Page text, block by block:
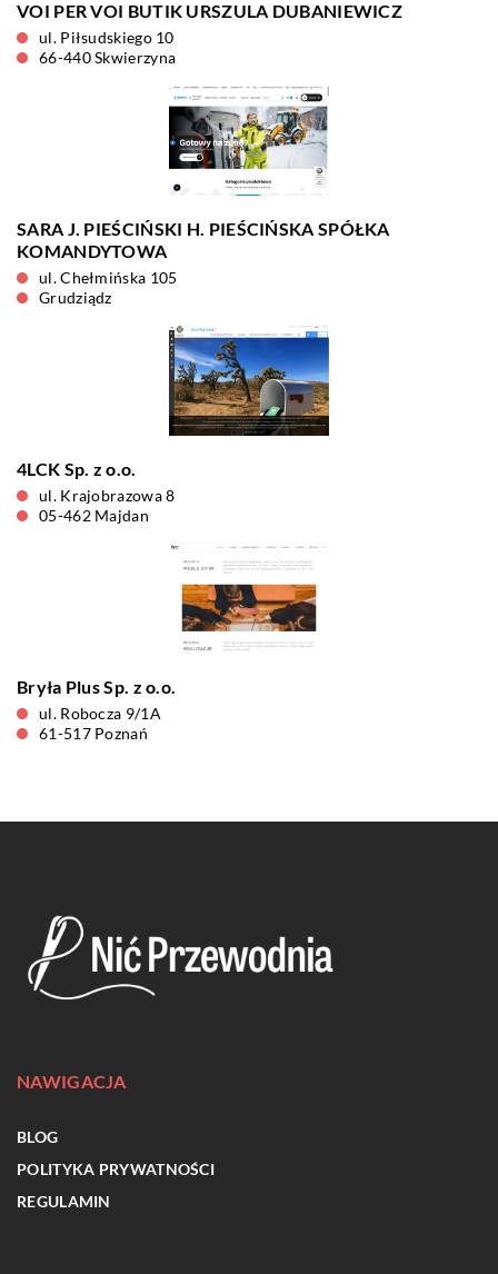
VOI PER VOI BUTIK URSZULA DUBANIEWICZ
ul. Piłsudskiego 10
66-440 Skwierzyna
SARA J. PIEŚCIŃSKI H. PIEŚCIŃSKA SPÓŁKA
KOMANDYTOWA
ul. Chełmińska 105
Grudziądz
4LCK Sp. z o.o.
ul. Krajobrazowa 8
05-462 Majdan
Bryła Plus Sp. z o.o.
ul. Robocza 9/1A
61-517 Poznań
NAWIGACJA
BLOG
POLITYKA PRYWATNOŚCI
REGULAMIN